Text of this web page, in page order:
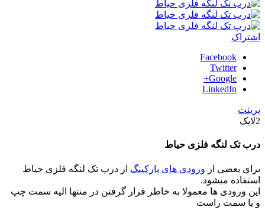
اشتراک
Facebook
Twitter
Google+
LinkedIn
پرینت
2لایک
درب تک لنگه فلزی حیاط
برای بعضی از ورودی های پارکینگ از درب تک لنگه فلزی حیاط
استفاده میشود.
این ورودی ها معمولا به خاطر قرار گرفتن در منتها الیه سمت چپ
و یا سمت راست